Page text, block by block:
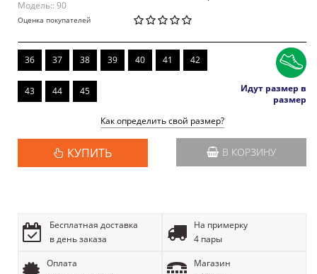
Модель:: 90
Оценка покупателей
36 37 38 39 40 41 42
43 44 45
Идут размер в
размер
Как определить свой размер?
КУПИТЬ В КОРЗИНУ
Бесплатная доставка
в день заказа
На примерку
4 пары
Оплата
Магазин